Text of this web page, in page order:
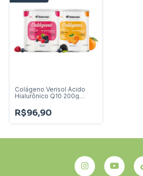
Colágeno Verisol Ácido
Hialurônico Q10 200g
R$96,90